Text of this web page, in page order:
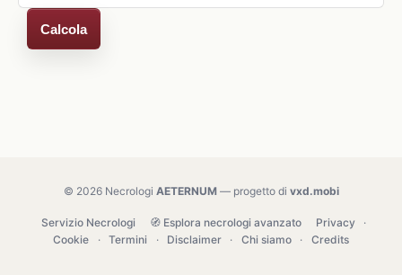
Calcola
© 2026 Necrologi AETERNUM— progetto di vxd.mobi
Servizio Necrologi 🧭 Esplora necrologi avanzato Privacy
·
Cookie
· Termini · Disclaimer · Chi siamo · Credits